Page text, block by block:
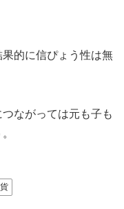
的に信ぴょう性は無
ながっては元も子も